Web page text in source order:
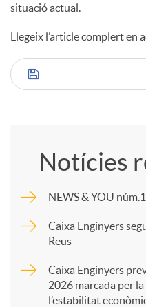
situació actual.
Llegeix l’article complert en
C
p
a
Notícies
NEWS & YOU
Caixa Enginyers
Reus
Caixa Enginyers
2026 marcada per
l’estabilitat